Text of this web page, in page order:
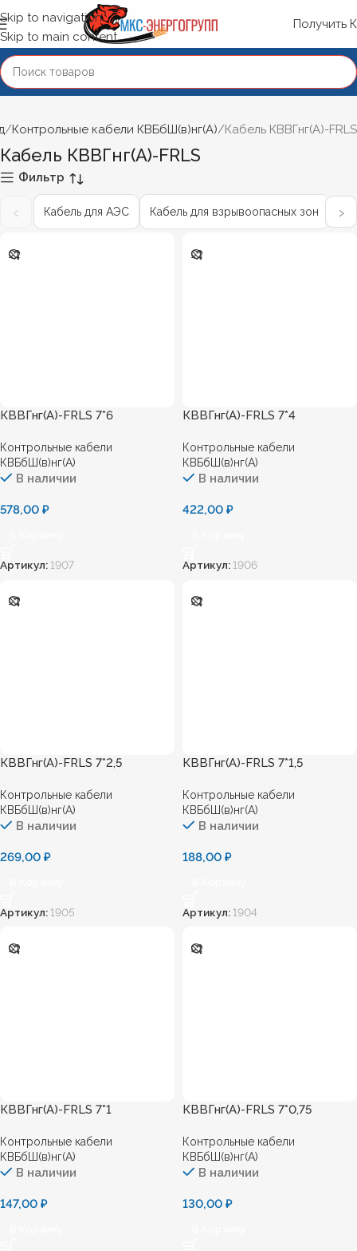
Skip to navigation
Skip to main content
Получить
Контрольные кабели КВБбШ(в)нг(А) Кабель КВВГнг(А)-FRLS
Кабель КВВГнг(А)-FRLS
Фильтр
‹ Кабель для АЭС Кабель для взрывоопасных зон ›
КВВГнг(А)-FRLS 7*6
Контрольные кабели
КВБбШ(в)нг(А)
В наличии
578,00 ₽
Артикул: 1907
КВВГнг(А)-FRLS 7*4
Контрольные кабели
КВБбШ(в)нг(А)
В наличии
422,00 ₽
Артикул: 1906
КВВГнг(А)-FRLS 7*2,5
Контрольные кабели
КВБбШ(в)нг(А)
В наличии
269,00 ₽
Артикул: 1905
КВВГнг(А)-FRLS 7*1,5
Контрольные кабели
КВБбШ(в)нг(А)
В наличии
188,00 ₽
Артикул: 1904
КВВГнг(А)-FRLS 7*1
Контрольные кабели
КВБбШ(в)нг(А)
В наличии
147,00 ₽
КВВГнг(А)-FRLS 7*0,75
Контрольные кабели
КВБбШ(в)нг(А)
В наличии
130,00 ₽